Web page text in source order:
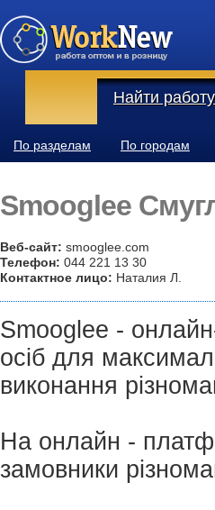
Найти работу
По разделам По городам
Smooglee
Веб-сайт: smooglee.com
Телефон: 044 221 13 30
Контактное лицо: Наталия Л.
Smooglee -
осіб для
виконання
На онлайн -
замовники